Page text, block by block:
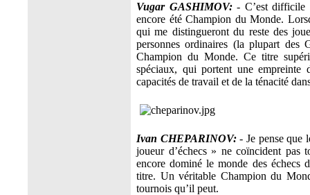
Vugar GASHIMOV:- C’est difficile
encore été Champion du Monde.
qui me distingueront du reste des
personnes ordinaires (la plupart des
Champion du Monde. Ce titre
spéciaux, qui portent une empreinte
capacités de travail et de la ténacité
Ivan CHEPARINOV:- Je pense que
joueur d’échecs » ne coïncident pas
encore dominé le monde des échecs
titre. Un véritable Champion du
tournois qu’il peut.